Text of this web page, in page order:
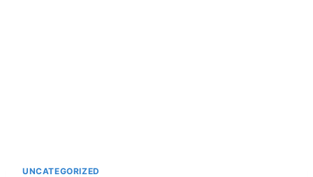
UNCATEGORIZED